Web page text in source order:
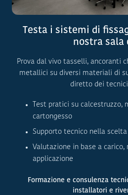
Testa i sistemi di
nostra sala
Prova dal vivo tasselli, ancoranti
metallici su diversi materiali di
diretto dei tecnici
Test pratici su calcestruzzo,
cartongesso
Supporto tecnico nella
Valutazione in base a carico,
applicazione
Formazione e consulenza
installatori e